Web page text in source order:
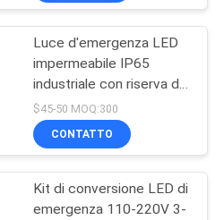
73
36
Luce d'emergenza LED
impermeabile IP65
industriale con riserva di
3 ore e batteria Ni-Cd
$45-50 MOQ:300
CONTATTO
Kit di conversione LED di
emergenza 110-220V 3-